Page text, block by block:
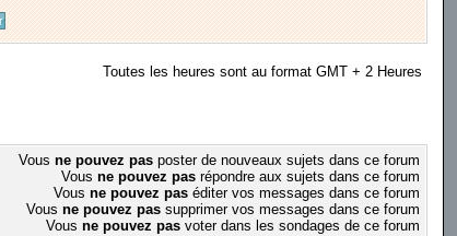
Toutes les heures sont au format GMT + 2 Heures
Vous ne pouvez pasposter de nouveaux sujets dans ce forum
Vous ne pouvez pasrépondre aux sujets dans ce forum
Vous ne pouvez paséditer vos messages dans ce forum
Vous ne pouvez passupprimer vos messages dans ce forum
Vous ne pouvez pasvoter dans les sondages de ce forum